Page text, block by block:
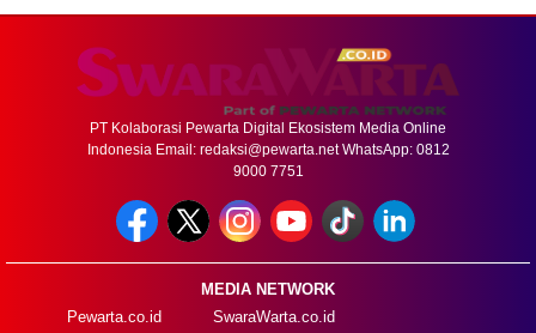
PT Kolaborasi Pewarta Digital Ekosistem Media Online
Indonesia Email: redaksi@pewarta.netWhatsApp: 0812
9000 7751
MEDIA NETWORK
Pewarta.co.id
SwaraWarta.co.id